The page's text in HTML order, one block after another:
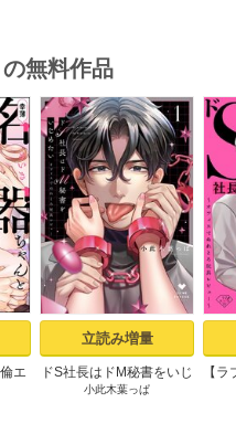
無料作品
エ
ッ
立読み増量
ドS社長はドM秘書をいじ
めたい～オフィスでぬれ
小此木葉っぱ
【
ド